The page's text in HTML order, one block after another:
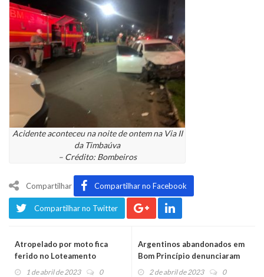
Acidente aconteceu na noite de ontem na Via II
da Timbaúva
– Crédito: Bombeiros
Compartilhar Compartilhar no Facebook
Compartilhar no Twitter
Atropelado por moto fica
ferido no Loteamento
Popular1 de abril de 2023 0
Argentinos abandonados em
Bom Princípio denunciaram
trabalho análogo a escravidão
2 de abril de 2023 0